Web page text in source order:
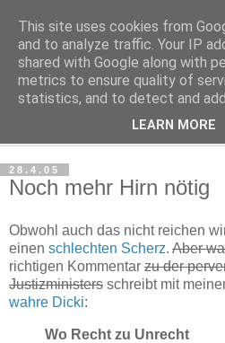
Haltungsturnen
Niveau sieht nur von unten aus
28.4.05
Noch mehr Hirn nötig
Obwohl auch das nicht reichen
einen schlechten Scherz. Aber
richtigen Kommentar zu der
Justizministers schreibt mit
wahre Dicki:
Wo Recht zu Unrecht
This site uses cookies from
and to analyze traffic. Your IP
shared with Google along with
metrics to ensure quality of
statistics, and to detect and
LEARN MORE